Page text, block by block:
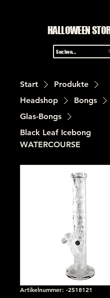
HALLOWEEN
Suchen...
Start
Produkte
Headshop
Bongs
Glas-Bongs
Black Leaf Icebong
WATERCOURSE
Artikelnummer: -2518121